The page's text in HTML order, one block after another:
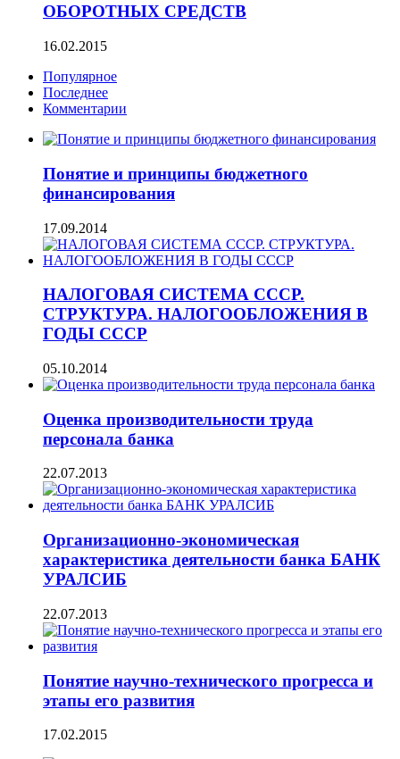
ОБОРОТНЫХ СРЕДСТВ
16.02.2015
Популярное
Последнее
Комментарии
Понятие и принципы бюджетного
финансирования
17.09.2014
НАЛОГОВАЯ СИСТЕМА СССР.
СТРУКТУРА. НАЛОГООБЛОЖЕНИЯ В
ГОДЫ СССР
05.10.2014
Оценка производительности труда
персонала банка
22.07.2013
Организационно-экономическая
характеристика деятельности банка БАНК
УРАЛСИБ
22.07.2013
Понятие научно-технического прогресса и
этапы его развития
17.02.2015